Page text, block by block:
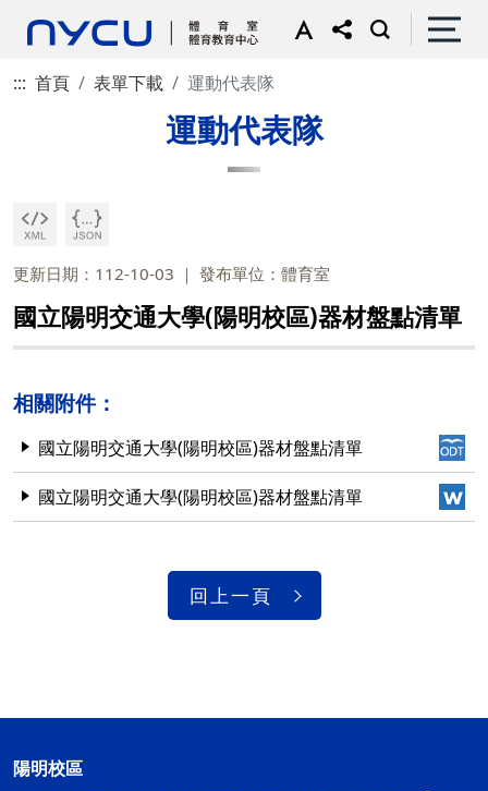
::: 首頁 表單下載 運動代表隊
運動代表隊
更新日期：112-10-03 發布單位：體育室
國立陽明交通大學(陽明校區)器材盤點清單
相關附件：
國立陽明交通大學(陽明校區)器材盤點清單
國立陽明交通大學(陽明校區)器材盤點清單
回上一頁
陽明校區